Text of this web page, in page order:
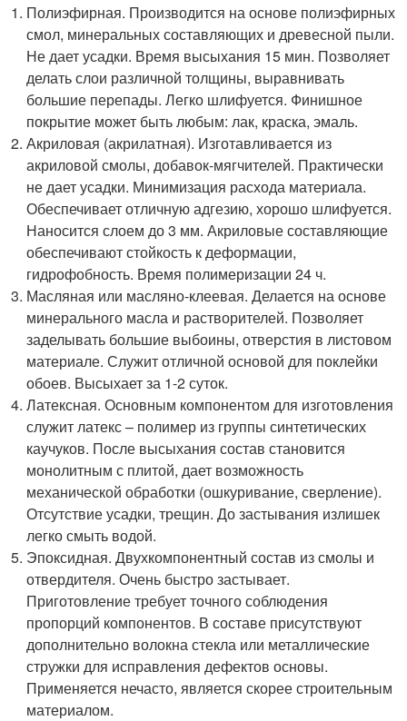
Полиэфирная. Производится на основе полиэфирных
смол, минеральных составляющих и древесной пыли.
Не дает усадки. Время высыхания 15 мин. Позволяет
делать слои различной толщины, выравнивать
большие перепады. Легко шлифуется. Финишное
покрытие может быть любым: лак, краска, эмаль.
Акриловая (акрилатная). Изготавливается из
акриловой смолы, добавок-мягчителей. Практически
не дает усадки. Минимизация расхода материала.
Обеспечивает отличную адгезию, хорошо шлифуется.
Наносится слоем до 3 мм. Акриловые составляющие
обеспечивают стойкость к деформации,
гидрофобность. Время полимеризации 24 ч.
Масляная или масляно-клеевая. Делается на основе
минерального масла и растворителей. Позволяет
заделывать большие выбоины, отверстия в листовом
материале. Служит отличной основой для поклейки
обоев. Высыхает за 1-2 суток.
Латексная. Основным компонентом для изготовления
служит латекс – полимер из группы синтетических
каучуков. После высыхания состав становится
монолитным с плитой, дает возможность
механической обработки (ошкуривание, сверление).
Отсутствие усадки, трещин. До застывания излишек
легко смыть водой.
Эпоксидная. Двухкомпонентный состав из смолы и
отвердителя. Очень быстро застывает.
Приготовление требует точного соблюдения
пропорций компонентов. В составе присутствуют
дополнительно волокна стекла или металлические
стружки для исправления дефектов основы.
Применяется нечасто, является скорее строительным
материалом.